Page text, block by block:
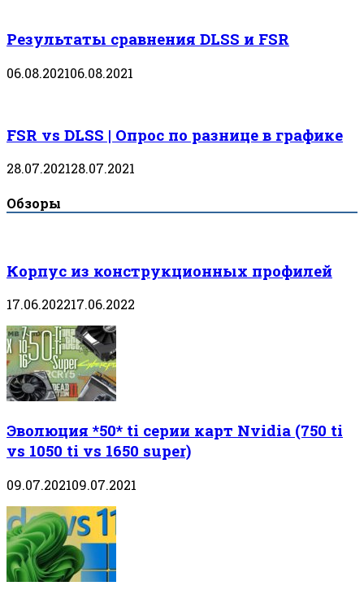
Результаты сравнения DLSS и FSR
06.08.202106.08.2021
FSR vs DLSS | Опрос по разнице в графике
28.07.202128.07.2021
Обзоры
Корпус из конструкционных профилей
17.06.202217.06.2022
Эволюция *50* ti серии карт Nvidia (750 ti
vs 1050 ti vs 1650 super)
09.07.202109.07.2021